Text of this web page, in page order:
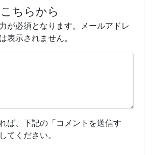
ちらから
が必須となります。メールアドレ
表示されません。
ば、下記の「コメントを送信す
てください。